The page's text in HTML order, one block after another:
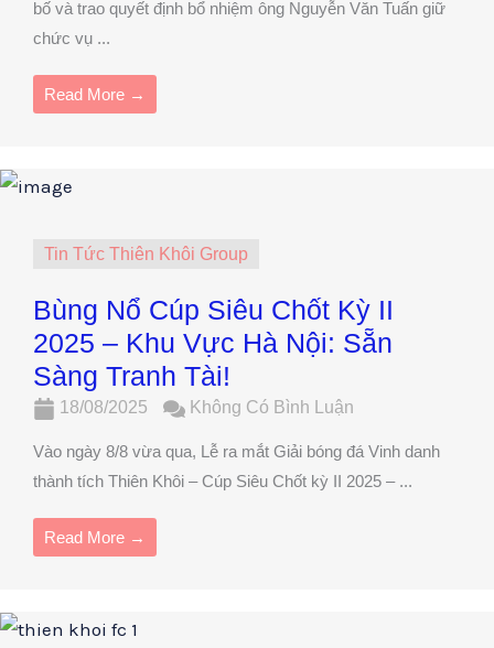
bố và trao quyết định bổ nhiệm ông Nguyễn Văn Tuấn giữ
chức vụ ...
Read More →
Tin Tức Thiên Khôi Group
Bùng Nổ Cúp Siêu Chốt Kỳ II
2025 – Khu Vực Hà Nội: Sẵn
Sàng Tranh Tài!
18/08/2025 Không Có Bình Luận
Vào ngày 8/8 vừa qua, Lễ ra mắt Giải bóng đá Vinh danh
thành tích Thiên Khôi – Cúp Siêu Chốt kỳ II 2025 – ...
Read More →